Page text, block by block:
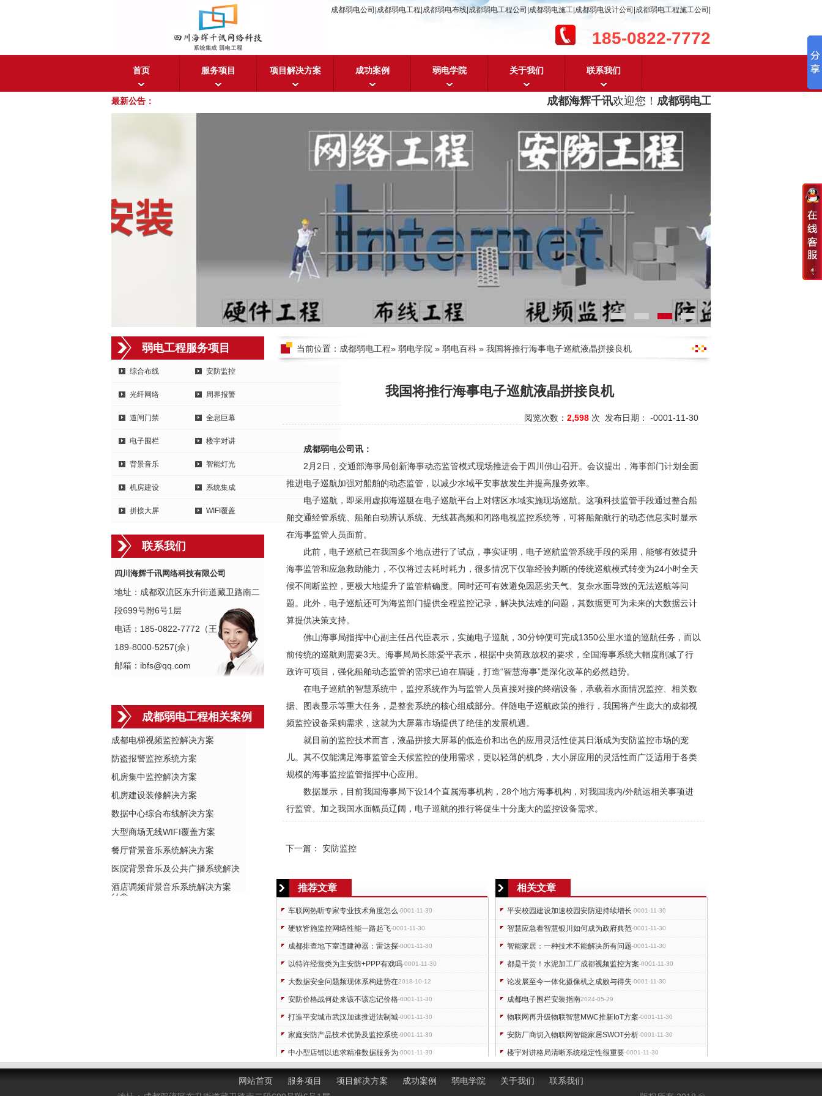
成都弱电公司|成都弱电工程|成都弱电布线|成都弱电工程公司|成都弱电施工|成都弱电设计公司|成都弱电工程施工公司|
185-0822-7772
首页 服务项目 项目解决方案 成功案例 弱电学院 关于我们 联系我们
最新公告： 成都海辉千讯欢迎您！ 成都弱电工程设计及成都弱电工程
弱电工程服务项目
综合布线 安防监控
光纤网络 周界报警
道闸门禁 全息巨幕
电子围栏 楼宇对讲
背景音乐 智能灯光
机房建设 系统集成
拼接大屏 WIFI覆盖
联系我们
四川海辉千讯网络科技有限公司
地址：成都双流区东升街道藏卫路南二
段699号附6号1层
电话：185-0822-7772（王）
189-8000-5257(佘）
邮箱：ibfs@qq.com
成都弱电工程相关案例
成都电梯视频监控解决方案
防盗报警监控系统方案
机房集中监控解决方案
机房建设装修解决方案
数据中心综合布线解决方案
大型商场无线WIFI覆盖方案
餐厅背景音乐系统解决方案
医院背景音乐及公共广播系统解决
方案
酒店调频背景音乐系统解决方案
当前位置： 成都弱电工程» 弱电学院 » 弱电百科 » 我国将推行海事电子巡航液晶拼接良机
我国将推行海事电子巡航液晶拼接良机
阅览次数： 2,598 次 发布日期： -0001-11-30
成都弱电公司讯：
2月2日，交通部海事局创新海事动态监管模式现场推进会于四川佛山召开。会议提出，海事部门计划全面
推进电子巡航加强对船舶的动态监管，以减少水域平安事故发生并提高服务效率。
电子巡航，即采用虚拟海巡艇在电子巡航平台上对辖区水域实施现场巡航。这项科技监管手段通过整合船
舶交通经管系统、船舶自动辨认系统、无线甚高频和闭路电视监控系统等，可将船舶航行的动态信息实时显示
在海事监管人员面前。
此前，电子巡航已在我国多个地点进行了试点，事实证明，电子巡航监管系统手段的采用，能够有效提升
海事监管和应急救助能力，不仅将过去耗时耗力，很多情况下仅靠经验判断的传统巡航模式转变为24小时全天
候不间断监控，更极大地提升了监管精确度。同时还可有效避免因恶劣天气、复杂水面导致的无法巡航等问
题。此外，电子巡航还可为海监部门提供全程监控记录，解决执法难的问题，其数据更可为未来的大数据云计
算提供决策支持。
佛山海事局指挥中心副主任吕代臣表示，实施电子巡航，30分钟便可完成1350公里水道的巡航任务，而以
前传统的巡航则需要3天。海事局局长陈爱平表示，根据中央简政放权的要求，全国海事系统大幅度削减了行
政许可项目，强化船舶动态监管的需求已迫在眉睫，打造“智慧海事”是深化改革的必然趋势。
在电子巡航的智慧系统中，监控系统作为与监管人员直接对接的终端设备，承载着水面情况监控、相关数
据、图表显示等重大任务，是整套系统的核心组成部分。伴随电子巡航政策的推行，我国将产生庞大的成都视
频监控设备采购需求，这就为大屏幕市场提供了绝佳的发展机遇。
就目前的监控技术而言，液晶拼接大屏幕的低造价和出色的应用灵活性使其日渐成为安防监控市场的宠
儿。其不仅能满足海事监管全天候监控的使用需求，更以轻薄的机身，大小屏应用的灵活性而广泛适用于各类
规模的海事监控监管指挥中心应用。
数据显示，目前我国海事局下设14个直属海事机构，28个地方海事机构，对我国境内/外航运相关事项进
行监管。加之我国水面幅员辽阔，电子巡航的推行将促生十分庞大的监控设备需求。
下一篇： 安防监控
推荐文章
车联网热听专家专业技术角度怎么-0001-11-30
硬软皆施监控网络性能一路起飞-0001-11-30
成都排查地下室违建神器：雷达探-0001-11-30
以特许经营类为主安防+PPP有戏吗-0001-11-30
大数据安全问题频现体系构建势在2018-10-12
安防价格战何处来该不该忘记价格-0001-11-30
打造平安城市武汉加速推进法制城-0001-11-30
家庭安防产品技术优势及监控系统-0001-11-30
中小型店铺以追求精准数据服务为-0001-11-30
海康威视发布基于深度学习全系安-0001-11-30
相关文章
平安校园建设加速校园安防迎持续增长-0001-11-30
智慧应急看智慧银川如何成为政府典范-0001-11-30
智能家居：一种技术不能解决所有问题-0001-11-30
都是干货！水泥加工厂成都视频监控方案-0001-11-30
论发展至今一体化摄像机之成败与得失-0001-11-30
成都电子围栏安装指南2024-05-29
物联网再升级物联智慧MWC推新IoT方案-0001-11-30
安防厂商切入物联网智能家居SWOT分析-0001-11-30
楼宇对讲格局清晰系统稳定性很重要-0001-11-30
监控摄像机画面抖动六大可能性分析-0001-11-30
网站首页 服务项目 项目解决方案 成功案例 弱电学院 关于我们
联系我们